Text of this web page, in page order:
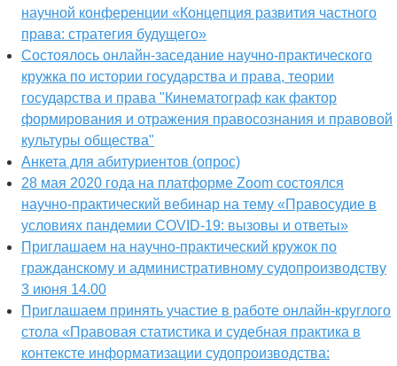
научной конференции «Концепция развития частного
права: стратегия будущего»
Состоялось онлайн-заседание научно-практического
кружка по истории государства и права, теории
государства и права "Кинематограф как фактор
формирования и отражения правосознания и правовой
культуры общества"
Анкета для абитуриентов (опрос)
28 мая 2020 года на платформе Zoom состоялся
научно-практический вебинар на тему «Правосудие в
условиях пандемии COVID-19: вызовы и ответы»
Приглашаем на научно-практический кружок по
гражданскому и административному судопроизводству
3 июня 14.00
Приглашаем принять участие в работе онлайн-круглого
стола «Правовая статистика и судебная практика в
контексте информатизации судопроизводства: